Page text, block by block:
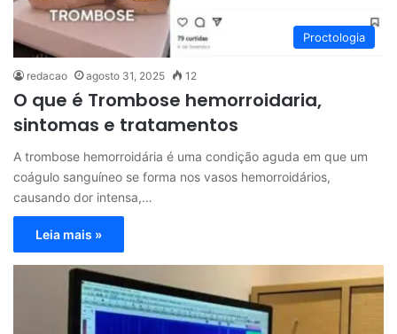
Proctologia
redacao agosto 31, 2025 12
O que é Trombose hemorroidaria,
sintomas e tratamentos
A trombose hemorroidária é uma condição aguda em que um
coágulo sanguíneo se forma nos vasos hemorroidários,
causando dor intensa,…
Leia mais »